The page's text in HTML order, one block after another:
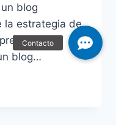
blog
la estrategia de
Los
blog…